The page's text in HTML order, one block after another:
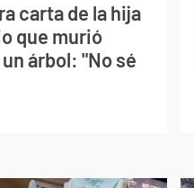
carta de la hija
que murió
árbol: "No sé